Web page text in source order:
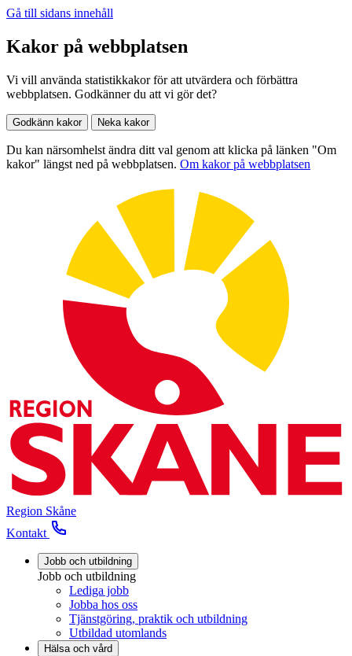
Gå till sidans innehåll
Kakor på webbplatsen
Vi vill använda statistikkakor för att utvärdera och förbättra
webbplatsen. Godkänner du att vi gör det?
Godkänn kakor Neka kakor
Du kan närsomhelst ändra ditt val genom att klicka på länken "Om
kakor" längst ned på webbplatsen. Om kakor på webbplatsen
Region Skåne
Kontakt
Jobb och utbildning
Jobb och utbildning
Lediga jobb
Jobba hos oss
Tjänstgöring, praktik och utbildning
Utbildad utomlands
Hälsa och vård